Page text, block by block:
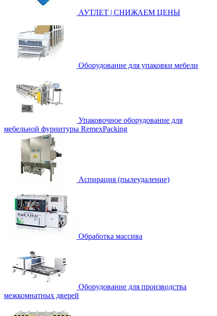
АУТЛЕТ | СНИЖАЕМ ЦЕНЫ
Оборудование для упаковки мебели
Упаковочное оборудование для
мебельной фурнитуры RemexPacking
Аспирация (пылеудаление)
Обработка массива
Оборудование для производства
межкомнатных дверей